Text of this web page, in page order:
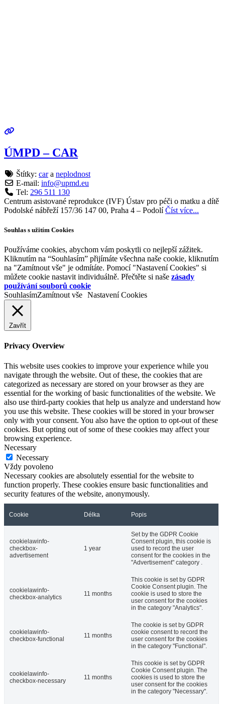
ÚMPD – CAR
Štítky: cara neplodnost
E-mail: info@upmd.eu
Tel: 296 511 130
Centrum asistované reprodukce (IVF) Ústav pro péči o matku a dítě
Podolské nábřeží 157/36 147 00, Praha 4 – PodolíČíst více...
Souhlas s užitím Cookies
Používáme cookies, abychom vám poskytli co nejlepší zážitek.
Kliknutím na “Souhlasím” přijímáte všechna naše cookie, kliknutím
na "Zamítnout vše" je odmítáte. Pomocí "Nastavení Cookies" si
můžete cookie nastavit individuálně. Přečtěte si naše zásady
používání souborů cookie
SouhlasímZamítnout vše Nastavení Cookies
Zavřít
Privacy Overview
This website uses cookies to improve your experience while you
navigate through the website. Out of these, the cookies that are
categorized as necessary are stored on your browser as they are
essential for the working of basic functionalities of the website. We
also use third-party cookies that help us analyze and understand how
you use this website. These cookies will be stored in your browser
only with your consent. You also have the option to opt-out of these
cookies. But opting out of some of these cookies may affect your
browsing experience.
Necessary
Necessary
Vždy povoleno
Necessary cookies are absolutely essential for the website to
function properly. These cookies ensure basic functionalities and
security features of the website, anonymously.
Cookie Délka Popis
cookielawinfo-
checkbox-
advertisement
1 year
Set by the GDPR Cookie
Consent plugin, this cookie is
used to record the user
consent for the cookies in the
"Advertisement" category .
cookielawinfo-
checkbox-analytics
11 months
This cookie is set by GDPR
Cookie Consent plugin. The
cookie is used to store the
user consent for the cookies
in the category "Analytics".
cookielawinfo-
checkbox-functional
11 months
The cookie is set by GDPR
cookie consent to record the
user consent for the cookies
in the category "Functional".
cookielawinfo-
checkbox-necessary
11 months
This cookie is set by GDPR
Cookie Consent plugin. The
cookies is used to store the
user consent for the cookies
in the category "Necessary".